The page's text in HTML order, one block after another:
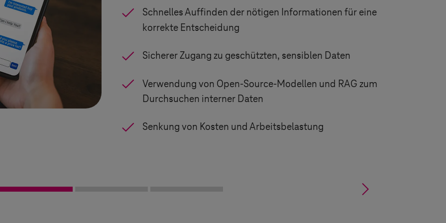
Schnelles Auffinden der nötigen Informationen für eine
korrekte Entscheidung
Sicherer Zugang zu geschützten, sensiblen Daten
Verwendung von Open-Source-Modellen und RAG zum
Durchsuchen interner Daten
Senkung von Kosten und Arbeitsbelastung
§